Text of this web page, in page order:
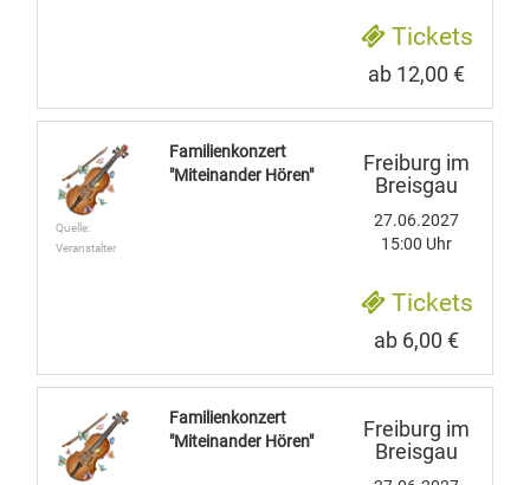
Tickets
ab 12,00 €
Quelle:
Veranstalter
Familienkonzert
"Miteinander Hören"
Freiburg im
Breisgau
27.06.2027
15:00 Uhr
Tickets
ab 6,00 €
Familienkonzert
"Miteinander Hören"
Freiburg im
Breisgau